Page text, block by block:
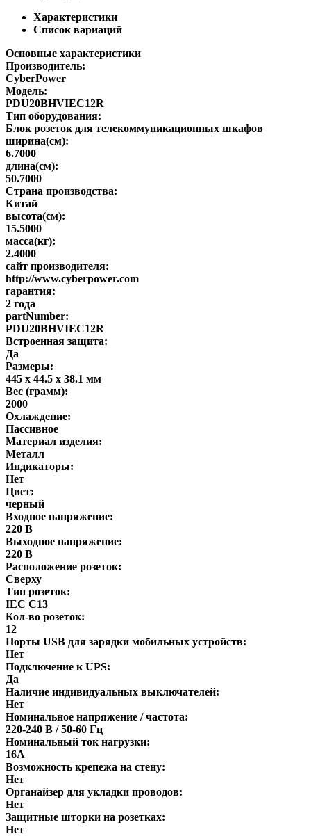
Характеристики
Список вариаций
Основные характеристики
Производитель:
CyberPower
Модель:
PDU20BHVIEC12R
Тип оборудования:
Блок розеток для телекоммуникационных шкафов
ширина(см):
6.7000
длина(см):
50.7000
Страна производства:
Китай
высота(см):
15.5000
масса(кг):
2.4000
сайт производителя:
http://www.cyberpower.com
гарантия:
2 года
partNumber:
PDU20BHVIEC12R
Встроенная защита:
Да
Размеры:
445 х 44.5 х 38.1 мм
Вес (грамм):
2000
Охлаждение:
Пассивное
Материал изделия:
Металл
Индикаторы:
Нет
Цвет:
черный
Входное напряжение:
220 В
Выходное напряжение:
220 В
Расположение розеток:
Сверху
Тип розеток:
IEC C13
Кол-во розеток:
12
Порты USB для зарядки мобильных устройств:
Нет
Подключение к UPS:
Да
Наличие индивидуальных выключателей:
Нет
Номинальное напряжение / частота:
220-240 В / 50-60 Гц
Номинальный ток нагрузки:
16А
Возможность крепежа на стену:
Нет
Органайзер для укладки проводов:
Нет
Защитные шторки на розетках:
Нет